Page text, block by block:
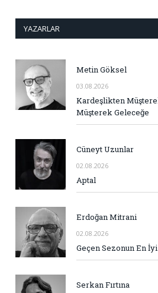
YAZARLAR
Metin Göksel
03.08.2026
Kardeşlikten
Müşterek Geleceğe
Cüneyt Uzunlar
02.08.2026
Aptal
Erdoğan Mitrani
02.08.2026
Geçen Sezonun En
Serkan Fırtına